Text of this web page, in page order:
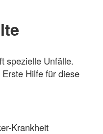
spezielle Unfälle.
Hilfe für diese
Krankheit